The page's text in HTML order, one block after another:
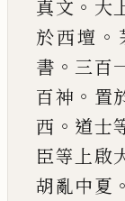
真文 。 大
於西壇 。
書 。 三百
百神 。 置
西 。 道士
臣等上啟
胡亂中夏 。